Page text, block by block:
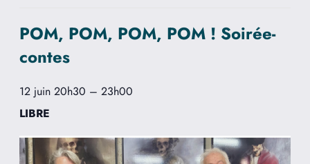
POM, POM, POM, POM ! Soirée-
contes
12 juin 20h30 – 23h00
LIBRE